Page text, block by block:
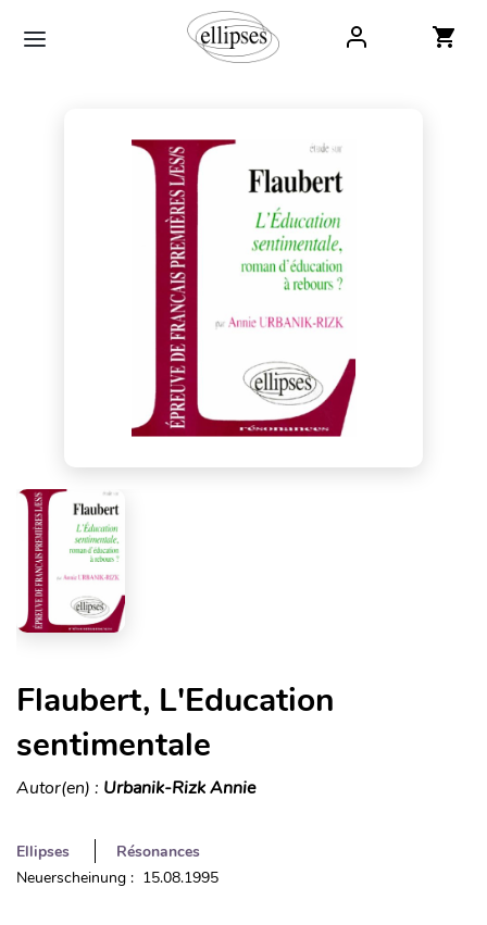
Flaubert, L'Education
sentimentale
Autor(en) : Urbanik-Rizk Annie
Ellipses
Résonances
Neuerscheinung : 15.08.1995